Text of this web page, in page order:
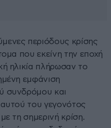
περιόδους κρίσης
που εκείνη την εποχή
ηλικία πλήρωσαν το
εμφάνιση
συνδρόμου και
αυτού του γεγονότος
τη σημερινή κρίση.